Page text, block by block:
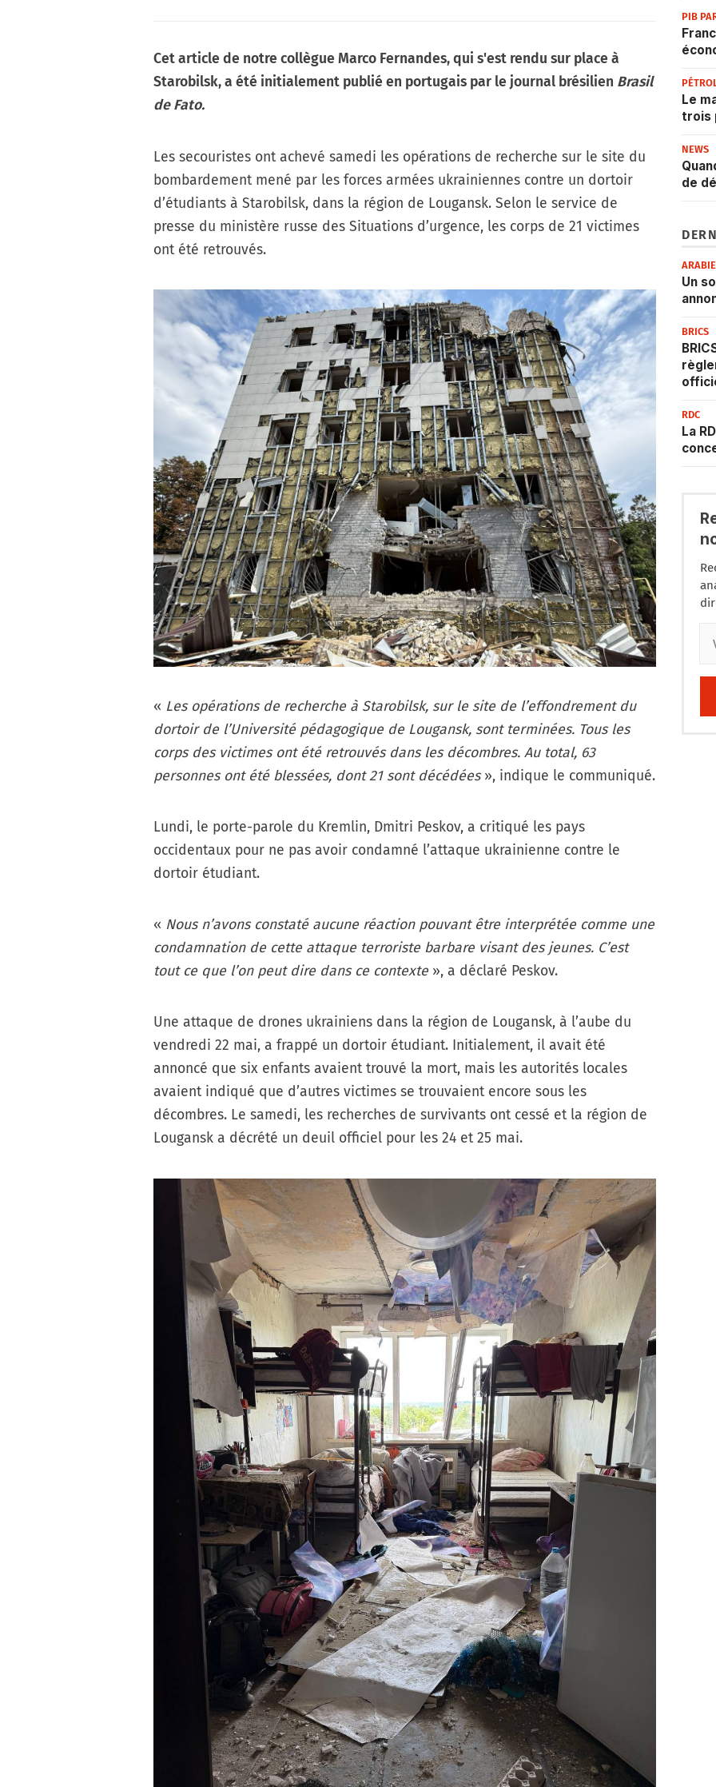
Cet article de notre collègue Marco Fernandes, qui s'est rendu sur place à
Starobilsk, a été initialement publié en portugais par le journal brésilien Brasil
de Fato.
Les secouristes ont achevé samedi les opérations de recherche sur le site du
bombardement mené par les forces armées ukrainiennes contre un dortoir
d’étudiants à Starobilsk, dans la région de Lougansk. Selon le service de
presse du ministère russe des Situations d’urgence, les corps de 21 victimes
ont été retrouvés.
« Les opérations de recherche à Starobilsk, sur le site de l’effondrement du
dortoir de l’Université pédagogique de Lougansk, sont terminées. Tous les
corps des victimes ont été retrouvés dans les décombres. Au total, 63
personnes ont été blessées, dont 21 sont décédées», indique le communiqué.
Lundi, le porte-parole du Kremlin, Dmitri Peskov, a critiqué les pays
occidentaux pour ne pas avoir condamné l’attaque ukrainienne contre le
dortoir étudiant.
« Nous n’avons constaté aucune réaction pouvant être interprétée comme une
condamnation de cette attaque terroriste barbare visant des jeunes. C’est
tout ce que l’on peut dire dans ce contexte », a déclaré Peskov.
Une attaque de drones ukrainiens dans la région de Lougansk, à l’aube du
vendredi 22 mai, a frappé un dortoir étudiant. Initialement, il avait été
annoncé que six enfants avaient trouvé la mort, mais les autorités locales
avaient indiqué que d’autres victimes se trouvaient encore sous les
décombres. Le samedi, les recherches de survivants ont cessé et la région de
Lougansk a décrété un deuil officiel pour les 24 et 25 mai.
PIB
Le
trois
NEWS
de
Un
BRICS
RDC
La